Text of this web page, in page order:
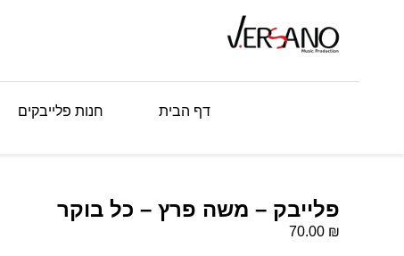
דף הבית חנות פלייבקים
פלייבק – משה פרץ – כל בוקר
70.00 ₪